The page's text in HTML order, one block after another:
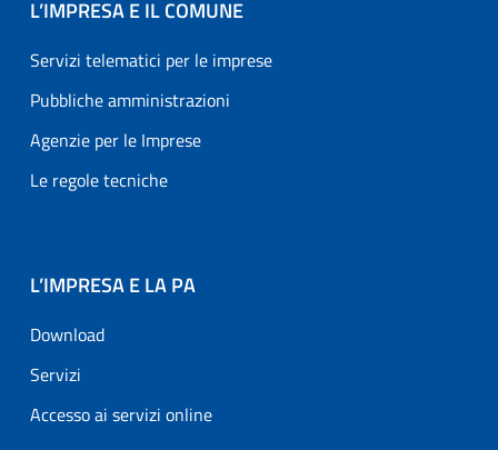
L’IMPRESA E IL COMUNE
Servizi telematici per le imprese
Pubbliche amministrazioni
Agenzie per le Imprese
Le regole tecniche
L’IMPRESA E LA PA
Download
Servizi
Accesso ai servizi online